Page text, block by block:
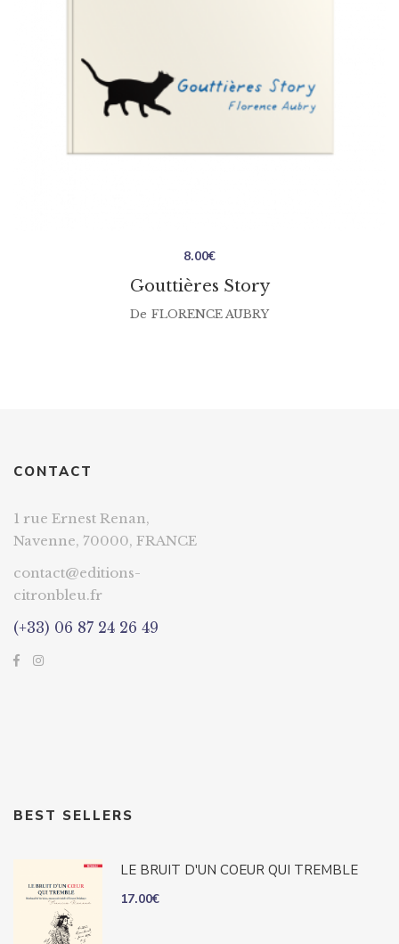
Gouttières Story
8.00€
De FLORENCE AUBRY
CONTACT
1 rue Ernest Renan,
Navenne, 70000, FRANCE
contact@editions-
citronbleu.fr
(+33) 06 87 24 26 49
BEST SELLERS
LE BRUIT D'UN COEUR QUI TREMBLE
17.00€